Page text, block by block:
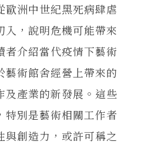
歐洲中世紀黑死病肆虐
入，說明危機可能帶來
者介紹當代疫情下藝術
藝術館舍經營上帶來的
及產業的新發展。這些
特別是藝術相關工作者
與創造力，或許可稱之